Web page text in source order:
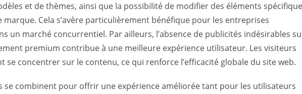
et de thèmes, ainsi que la possibilité de modifier des éléments
Cela s’avère particulièrement bénéfique pour les entreprises
un marché concurrentiel. Par ailleurs, l’absence de publicités indésirables
premium contribue à une meilleure expérience utilisateur. Les visiteurs
concentrer sur le contenu, ce qui renforce l’efficacité globale du site web.
se combinent pour offrir une expérience améliorée tant pour les utilisateurs